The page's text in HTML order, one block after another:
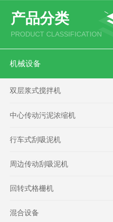
产品分类
PRODUCT CLASSIFICATION
机械设备
双层浆式搅拌机
中心传动污泥浓缩机
行车式刮吸泥机
周边传动刮吸泥机
回转式格栅机
混合设备